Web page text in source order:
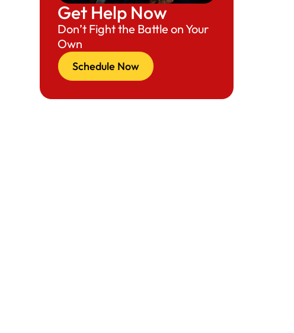
Get Help Now
Don’t Fight the Battle on Your
Own
Schedule Now